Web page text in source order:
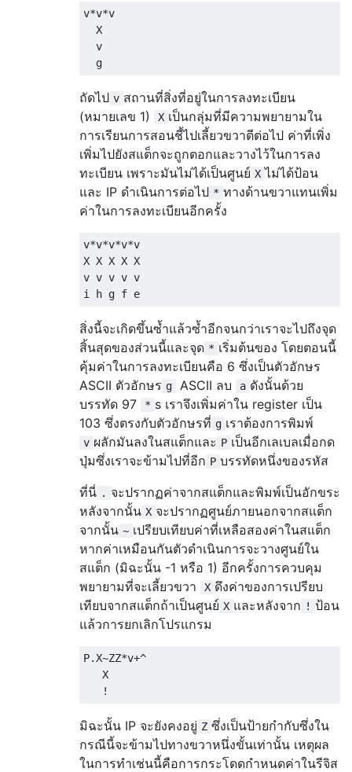
v*v*v
  X
  v
ถัดไป v สถานที่สิ่งที่อยู่ในการลงทะเบียน
(หมายเลข 1)
X เป็นกลุ่มที่มีความพยายามใน
การเรียนการสอนชี้ไปเลี้ยวขวาตีต่อไป ค่าที่เพิ่ง
เพิ่มไปยังสแต็กจะถูกตอกและวางไว้ในการลง
ทะเบียน เพราะมันไม่ได้เป็นศูนย์ X ไม่ได้ป้อน
และ IP ดำเนินการต่อไป * ทางด้านขวาแทนเพิ่ม
ค่าในการลงทะเบียนอีกครั้ง
v*v*v*v*v
X X X X X
v v v v v
สิ่งนี้จะเกิดขึ้นซ้ำแล้วซ้ำอีกจนกว่าเราจะไปถึงจุด
สิ้นสุดของส่วนนี้และจุด * เริ่มต้นของ โดยตอนนี้
คุ้มค่าในการลงทะเบียนคือ 6 ซึ่งเป็นตัวอักษร
ASCII ตัวอักษร g ASCII ลบ a ดังนั้นด้วย
บรรทัด 97
* s เราจึงเพิ่มค่าใน register เป็น
103 ซึ่งตรงกับตัวอักษรที่ g เราต้องการพิมพ์
v ผลักมันลงในสแต็กและ P เป็นอีกเลเบลเมื่อกด
ปุ่มซึ่งเราจะข้ามไปที่อีก P บรรทัดหนึ่งของรหัส
ที่นี่ . จะปรากฏค่าจากสแต็กและพิมพ์เป็นอักขระ
หลังจากนั้น X จะปรากฏศูนย์ภายนอกจากสแต็ก
จากนั้น ~ เปรียบเทียบค่าที่เหลือสองค่าในสแต็ก
หากค่าเหมือนกันตัวดำเนินการจะวางศูนย์ใน
สแต็ก (มิฉะนั้น -1 หรือ 1) อีกครั้งการควบคุม
พยายามที่จะเลี้ยวขวา
X ดึงค่าของการเปรียบ
เทียบจากสแต็กถ้าเป็นศูนย์ X และหลังจาก ! ป้อน
แล้วการยกเลิกโปรแกรม
P.X~ZZ*v+^
   X
มิฉะนั้น IP จะยังคงอยู่ Z ซึ่งเป็นป้ายกำกับซึ่งใน
กรณีนี้จะข้ามไปทางขวาหนึ่งขั้นเท่านั้น เหตุผล
ในการทำเช่นนี้คือการกระโดดกำหนดค่าในรีจิส